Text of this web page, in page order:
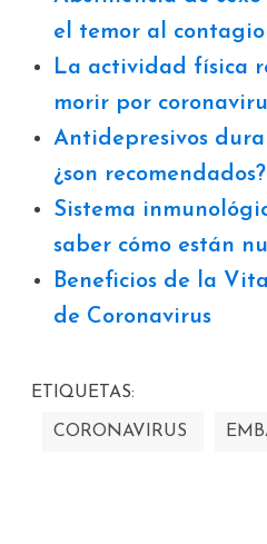
el temor al
La actividad física
morir por
Antidepresivos
¿son recomendados?
Sistema
saber cómo están
Beneficios de la
de Coronavirus
ETIQUETAS:
CORONAVIRUS